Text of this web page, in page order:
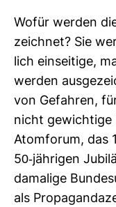
Wofür werden
zeichnet? Sie
lich ein­sei­tige,
werden
von Gefahren,
nicht gewich­tige
Atom­forum, das
50-​jäh­rigen
dama­lige
als